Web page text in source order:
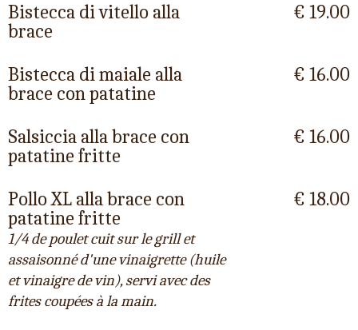
Bistecca di vitello alla
brace
€ 19.00
Bistecca di maiale alla
brace con patatine
€ 16.00
Salsiccia alla brace con
patatine fritte
€ 16.00
Pollo XL alla brace con
patatine fritte
1/4 de poulet cuit sur le grill et
assaisonné d'une vinaigrette (huile
et vinaigre de vin), servi avec des
frites coupées à la main.
€ 18.00